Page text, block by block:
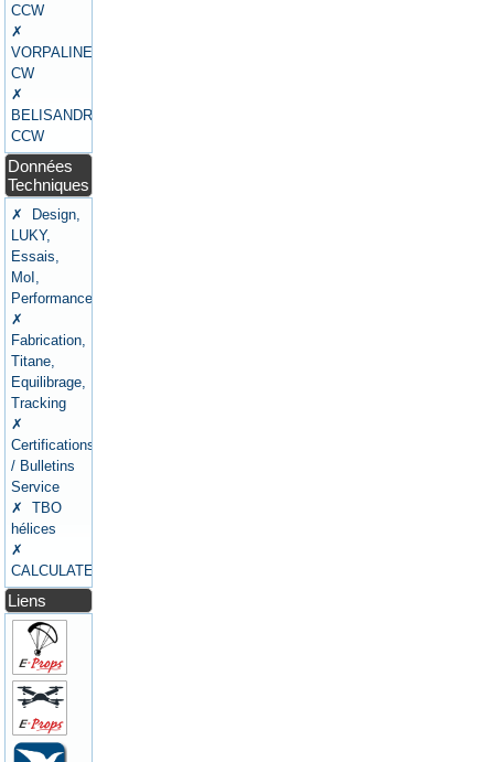
CCW
✗
VORPALINE
CW
✗
BELISANDRE
CCW
Données
Techniques
✗ Design,
LUKY,
Essais,
MoI,
Performances
✗
Fabrication,
Titane,
Equilibrage,
Tracking
✗
Certifications
/ Bulletins
Service
✗ TBO
hélices
✗
CALCULATEURS
Liens